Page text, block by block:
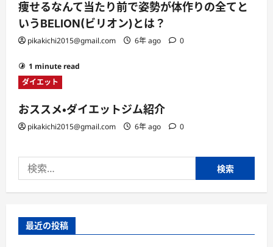
痩せるなんて当たり前で姿勢が体作りの全てと
いうBELION(ビリオン)とは？
pikakichi2015@gmail.com 6年 ago 0
1 minute read
ダイエット
おススメ・ダイエットジム紹介
pikakichi2015@gmail.com 6年 ago 0
索:
最近の投稿